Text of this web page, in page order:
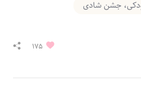
جشن شادی
175